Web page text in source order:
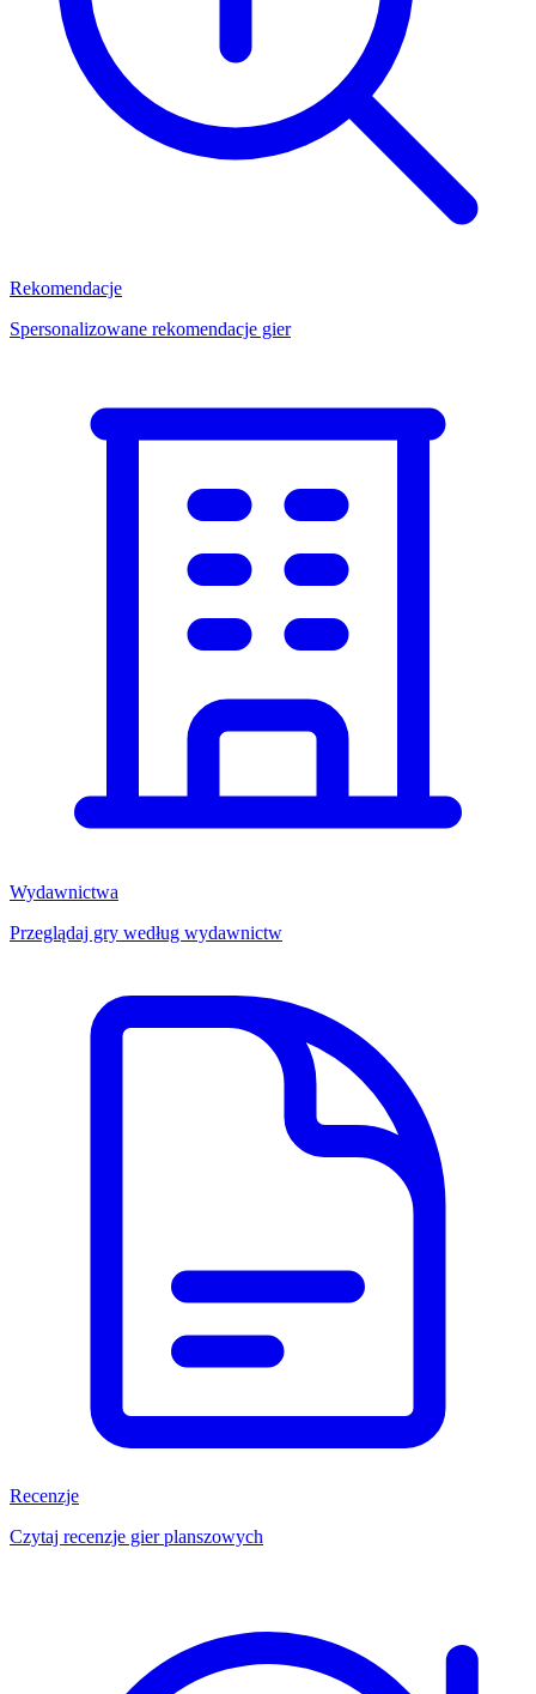
Rekomendacje
Spersonalizowane rekomendacje gier
Wydawnictwa
Przeglądaj gry według wydawnictw
Recenzje
Czytaj recenzje gier planszowych